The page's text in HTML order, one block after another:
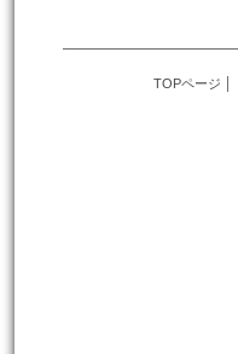
TOPページ